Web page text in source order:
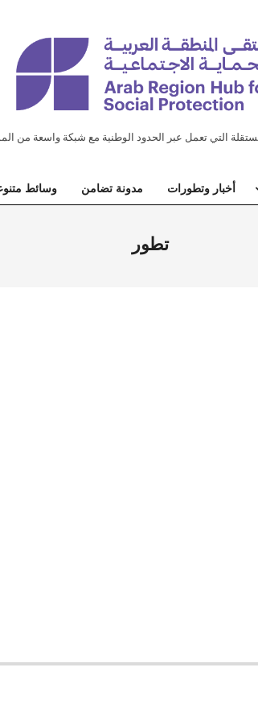
التي تعمل عبر الحدود الوطنية مع شبكة واسعة من
أخبار وتطورات مدونة تضامن وسائط
تطور